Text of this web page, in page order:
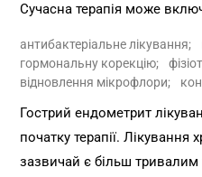
Сучасна терапія може
антибактеріальне лікування;
гормональну корекцію;
відновлення мікрофлори;
Гострий ендометрит
початку терапії. Лікування
зазвичай є більш